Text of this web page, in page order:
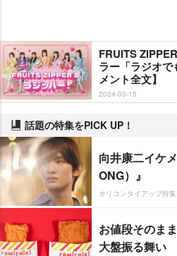
FRUITS
ラー「ラジオ
メント全文】
2024-03-15
話題の特集をPICK UP！
向井康二イケ
ONG）』
オリコンタイアップ特集
お値段そのま
大盤振る舞い